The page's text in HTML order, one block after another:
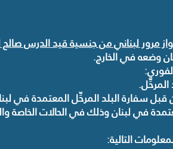
مرور لبناني من جنسية قيد الدرس
وضعه في الخارج.
:
المرحِّل.
قبل سفارة البلد المرحِّل المعتمدة في
في لبنان وذلك في الحالات الخاصة
التالية: